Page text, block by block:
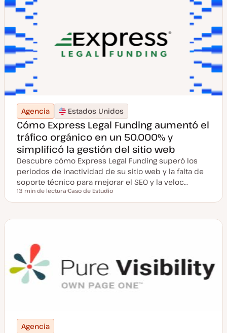
Agencia Estados Unidos
Cómo Express Legal Funding aumentó el
tráfico orgánico en un 50.000% y
simplificó la gestión del sitio web
Descubre cómo Express Legal Funding superó los
periodos de inactividad de su sitio web y la falta de
soporte técnico para mejorar el SEO y la veloc…
Tiempo de lectura
13 min de lectura
i
o
Caso de Estudio
Agencia